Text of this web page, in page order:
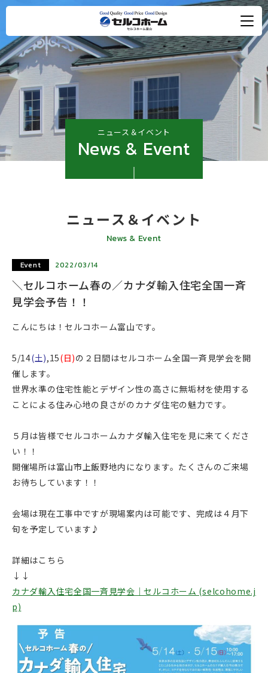
ニュース＆イベント
News & Event
ニュース＆イベント
News & Event
Event 2022/03/14
＼セルコホーム春の／カナダ輸入住宅全国一斉
見学会予告！！
こんにちは！セルコホーム富山です。
5/14(土),15(日)の２日間はセルコホーム全国一斉見学会を開
催します。
世界水準の住宅性能とデザイン性の高さに無垢材を使用する
ことによる住み心地の良さがのカナダ住宅の魅力です。
５月は皆様でセルコホームカナダ輸入住宅を見に来てくださ
い！！
開催場所は富山市上飯野地内になります。たくさんのご来場
お待ちしています！！
会場は現在工事中ですが現場案内は可能です、完成は４月下
旬を予定しています♪
詳細はこちら
↓↓
カナダ輸入住宅全国一斉見学会｜セルコホーム (selcohome.j
p)